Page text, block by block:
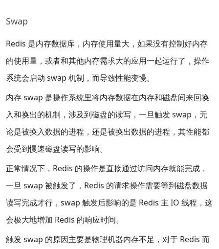
Swap
Redis 是内存数据库，内存使用量大，如果没有控制好内存
的使用量，或者和其他内存需求大的应用一起运行了，操作
系统会启动 swap 机制，而导致性能变慢。
内存 swap 是操作系统里将内存数据在内存和磁盘间来回换
入和换出的机制，涉及到磁盘的读写，一旦触发 swap，无
论是被换入数据的进程，还是被换出数据的进程，其性能都
会受到慢速磁盘读写的影响。
正常情况下，Redis 的操作是直接通过访问内存就能完成，
一旦 swap 被触发了，Redis 的请求操作需要等到磁盘数据
读写完成才行，swap 触发后影响的是 Redis 主 IO 线程，这
会极大地增加 Redis 的响应时间。
触发 swap 的原因主要是物理机器内存不足，对于 Redis 而